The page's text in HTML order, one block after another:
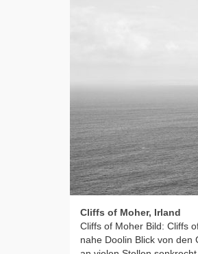
Cliffs of Moher, Irland
Cliffs of Moher Bild: Cliffs
nahe Doolin Blick von den